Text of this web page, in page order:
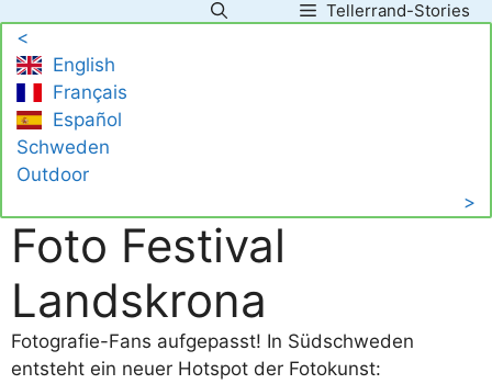
Inhalt
springen
Tellerrand-Stories
<
English
Français
Español
Schweden
Outdoor
>
Foto Festival
Landskrona
Fotografie-Fans aufgepasst! In Südschweden
entsteht ein neuer Hotspot der Fotokunst: